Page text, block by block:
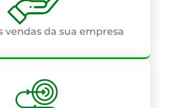
vendas da sua empresa